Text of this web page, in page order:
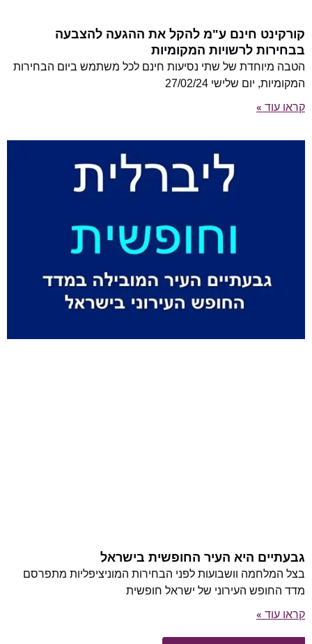
קורקינט חינם ע"מ להקל את ההגעה להצבעה
בבחירות לרשויות המקומיות
הטבה מיוחדת של שתי נסיעות חינם לכל משתמש ביום הבחירות
המקומיות, יום שלישי 27/02/24
קראו עוד »
גבעתיים היא העיר החופשית בישראל
בצל המלחמה וושבועות לפני הבחירות המוניציפליות מתפרסם
מדד החופש העירוני של ישראל חופשית
קראו עוד »